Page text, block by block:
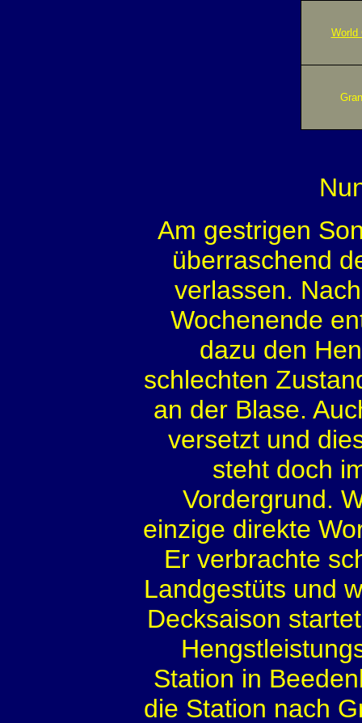
World
Am gestrigen
überraschend
verlassen.
Wochenende
dazu den
schlechten
an der Blase.
versetzt und
steht doch
Vordergrund.
einzige direkte
Er verbrachte
Landgestüts und
Decksaison
Station in
die Station nach